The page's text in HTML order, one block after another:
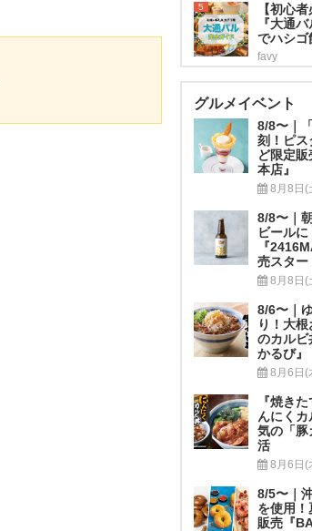
5
【初心
『大通
でハシゴ
favy
グルメイベント
8/8〜｜
刻！ピス
ど限定
本店』
8月8日(
8/8〜｜
ビール
『
売スター
8月8日(
8/6〜｜
り！大
のカルビ
かるび』
8月6日(
『焼き
んにく
気の「豚
活
8月6日(
8/5〜｜
を使用
販売『